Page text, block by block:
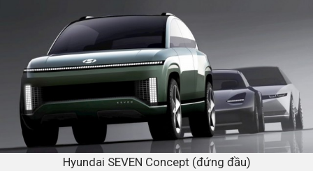
Hyundai SEVEN Concept (đứng đầu)